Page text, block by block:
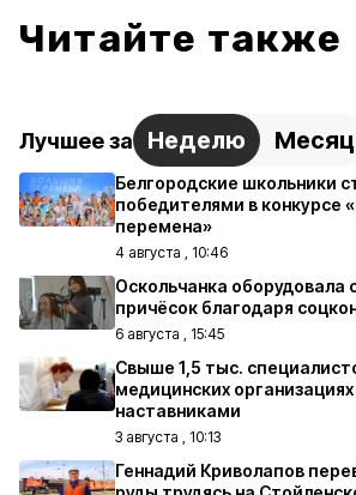
Читайте также
Лучшее за Неделю Месяц
Белгородские школьники
победителями в конкурсе
перемена»
4 августа , 10:46
Оскольчанка оборудовала
причёсок благодаря
6 августа , 15:45
Свыше 1,5 тыс.
медицинских
наставниками
3 августа , 10:13
Геннадий Криволапов